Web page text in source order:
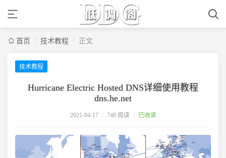
首页 / 技术教程 / 正文
技术教程
Hurricane Electric Hosted DNS详细使用教程
dns.he.net
2021-04-17 / 748 阅读 / 已收录